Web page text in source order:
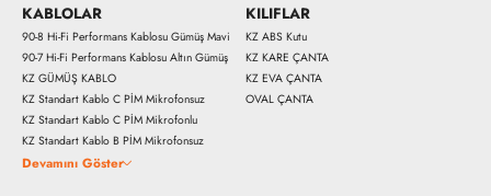
KABLOLAR
90-8 Hi-Fi Performans Kablosu Gümüş Mavi
90-7 Hi-Fi Performans Kablosu Altın Gümüş
KZ GÜMÜŞ KABLO
KZ Standart Kablo C PİM Mikrofonsuz
KZ Standart Kablo C PİM Mikrofonlu
KZ Standart Kablo B PİM Mikrofonsuz
Devamını Göster
KILIFLAR
KZ ABS Kutu
KZ KARE ÇANTA
KZ EVA ÇANTA
OVAL ÇANTA